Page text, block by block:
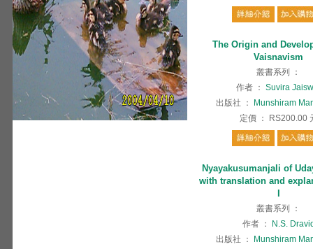
The Origin and
Vaisnavism
叢書系列
：
作者 ：
Suvira
出版社
：
Munshiram
定價 ： RS200.00
Nyayakusumanjali of
with translation and
叢書系列
：
作者 ：
N.S.
出版社
：
Munshiram